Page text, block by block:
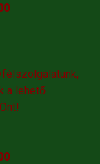
a lehető